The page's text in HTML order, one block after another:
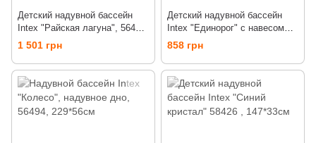
Детский надувной бассейн
Intex "Райская лагуна", 56490,
262*160*46см
1 501 грн
Детский надувной бассейн
Intex "Единорог" с навесом
для малышей, 57113,
127*102*69 см
858 грн